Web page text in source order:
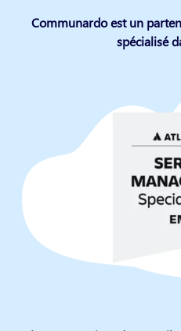
Communardo est un
spécialisé